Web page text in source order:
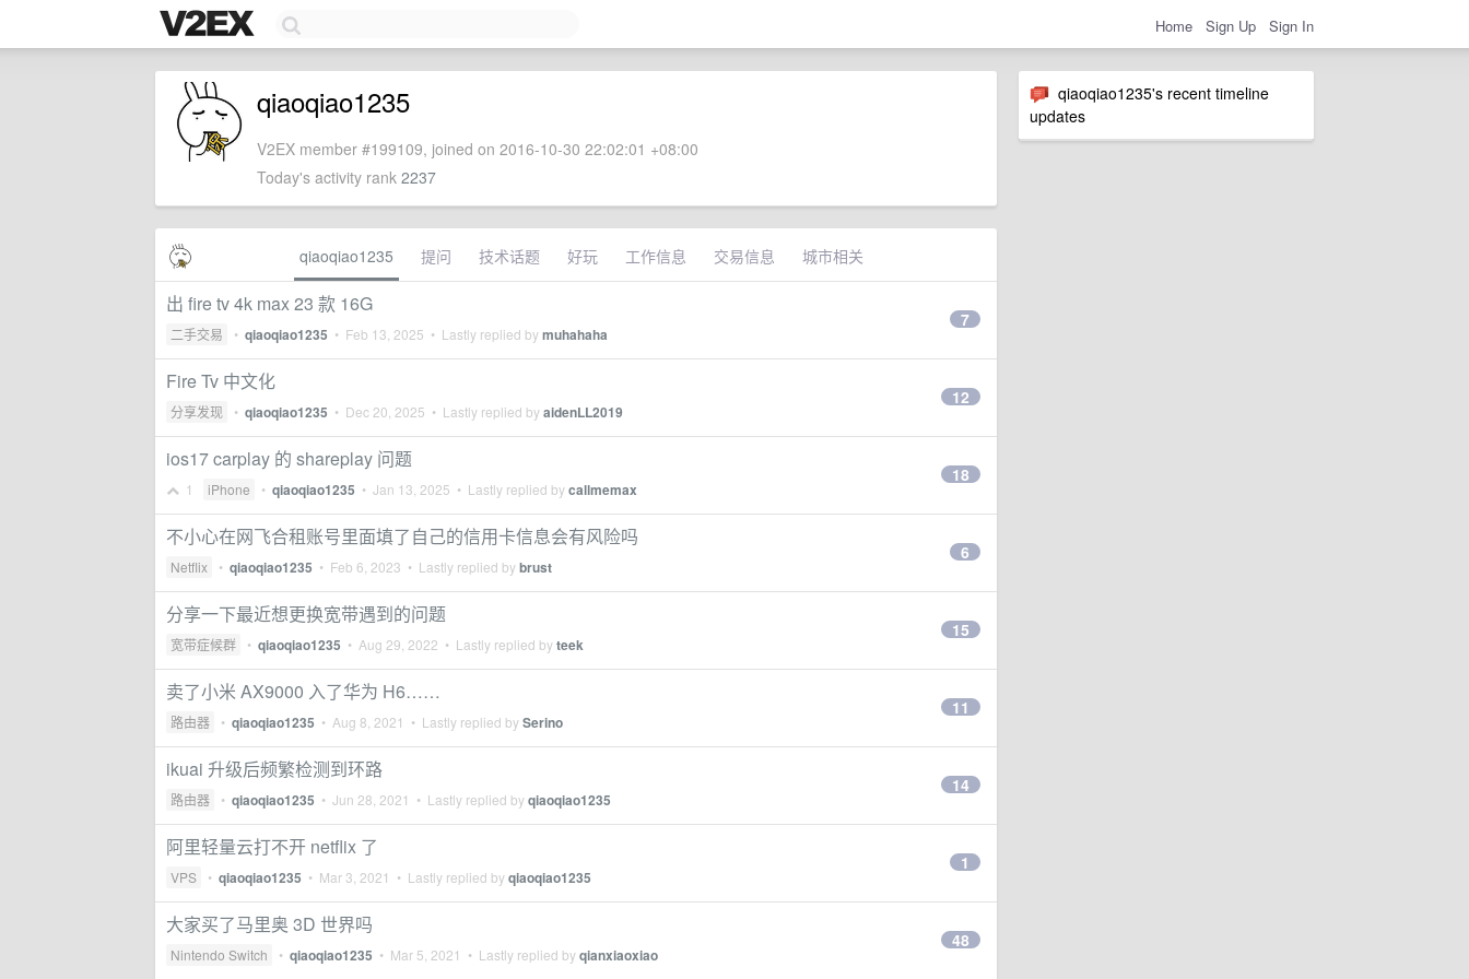
Home Sign Up Sign In
qiaoqiao1235's recent timeline
updates
qiaoqiao1235
V2EX member #199109, joined on 2016-10-30 22:02:01 +08:00
Today's activity rank 2237
qiaoqiao1235 提问 技术话题 好玩 工作信息 交易信息 城市相关
出 fire tv 4k max 23 款 16G
二手交易 • qiaoqiao1235 • Feb 13, 2025 • Lastly replied bymuhahaha
7
Fire Tv 中文化
分享发现 • qiaoqiao1235 • Dec 20, 2025 • Lastly replied byaidenLL2019
12
ios17 carplay 的 shareplay 问题
1 iPhone • qiaoqiao1235 • Jan 13, 2025 • Lastly replied bycallmemax
18
不小心在网飞合租账号里面填了自己的信用卡信息会有风险吗
Netflix • qiaoqiao1235 • Feb 6, 2023 • Lastly replied bybrust
6
分享一下最近想更换宽带遇到的问题
宽带症候群 • qiaoqiao1235 • Aug 29, 2022 • Lastly replied byteek
15
卖了小米 AX9000 入了华为 H6……
路由器 • qiaoqiao1235 • Aug 8, 2021 • Lastly replied bySerino
11
ikuai 升级后频繁检测到环路
路由器 • qiaoqiao1235 • Jun 28, 2021 • Lastly replied byqiaoqiao1235
14
阿里轻量云打不开 netflix 了
VPS • qiaoqiao1235 • Mar 3, 2021 • Lastly replied byqiaoqiao1235
1
大家买了马里奥 3D 世界吗
Nintendo Switch • qiaoqiao1235 • Mar 5, 2021 • Lastly replied byqianxiaoxiao
48